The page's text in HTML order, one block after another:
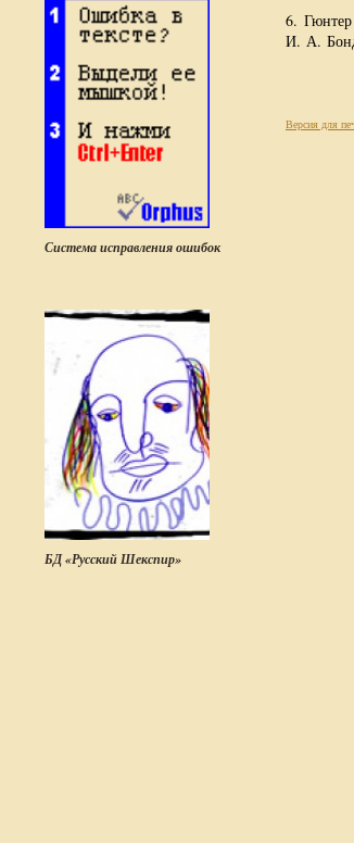
Система исправления ошибок
БД «Русский Шекспир»
6. Гюнтер
И. А.
Версия для